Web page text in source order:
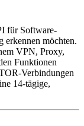
für Software-
möchten.
VPN, Proxy,
Funktionen
Verbindungen
14-tägige,